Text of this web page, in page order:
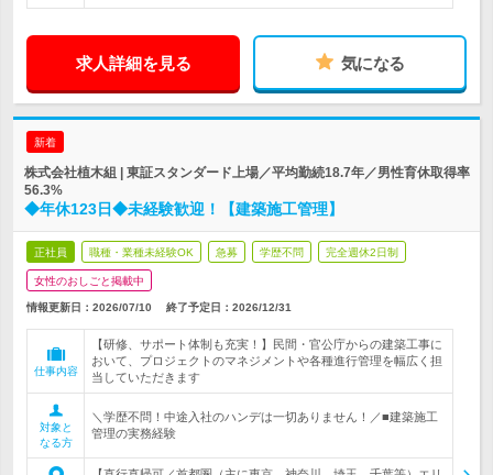
求人詳細を見る 気になる
新着
株式会社植木組 | 東証スタンダード上場／平均勤続18.7年／男性育休取得率
56.3%
◆年休123日◆未経験歓迎！【建築施工管理】
正社員 職種・業種未経験OK 急募 学歴不問 完全週休2日制
女性のおしごと掲載中
情報更新日：2026/07/10 終了予定日： 2026/12/31
仕事内容
【研修、サポート体制も充実！】民間・官公庁からの建築工事に
おいて、プロジェクトのマネジメントや各種進行管理を幅広く担
当していただきます
対象と
なる方
＼学歴不問！中途入社のハンデは一切ありません！／■建築施工
管理の実務経験